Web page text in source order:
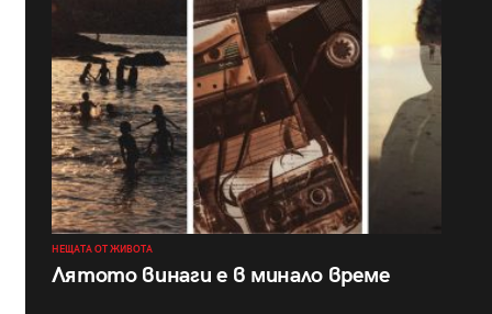
НЕЩАТА ОТ ЖИВОТА
Лятото винаги е в минало време